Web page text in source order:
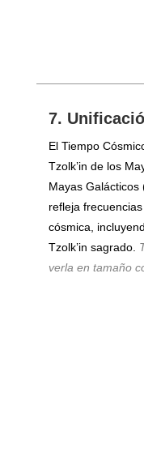
7.
El Tiempo
Tzolk’in de los
Mayas Galácticos
refleja
cósmica,
Tzolk’in sagrado.
verla en tamaño